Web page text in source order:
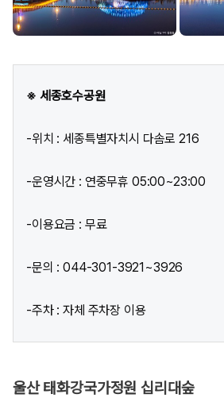
※ 세종호수공원
-위치 : 세종특별자치시 다솜로 216
-운영시간 : 연중무휴 05:00~23:00
-이용요금 : 무료
-문의 : 044-301-3921~3926
-주차 : 자체 주차장 이용
울산 태화강국가정원 십리대숲